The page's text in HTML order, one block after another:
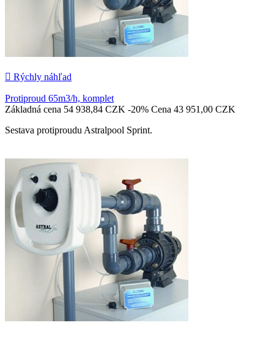
 Rýchly náhľad
Protiproud 65m3/h, komplet
Základná cena 54 938,84 CZK -20% Cena 43 951,00 CZK
Sestava protiproudu Astralpool Sprint.
Pridať do košíka